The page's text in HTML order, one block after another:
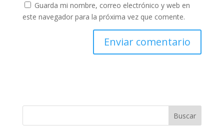
Guarda mi nombre, correo electrónico y web en
este navegador para la próxima vez que comente.
Buscar